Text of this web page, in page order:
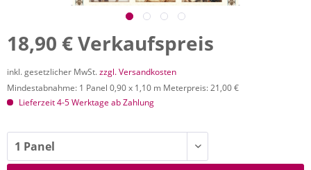
18,90 € Verkaufspreis
inkl. gesetzlicher MwSt.zzgl. Versandkosten
Mindestabnahme: 1 Panel 0,90 x 1,10 m Meterpreis: 21,00 €
Lieferzeit 4-5 Werktage ab Zahlung